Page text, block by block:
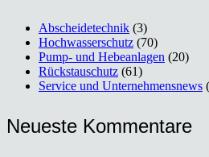
Abscheidetechnik (3)
Hochwasserschutz (70)
Pump- und Hebeanlagen (20)
Rückstauschutz (61)
Service und Unternehmensnews
Neu­es­te Kom­men­ta­re